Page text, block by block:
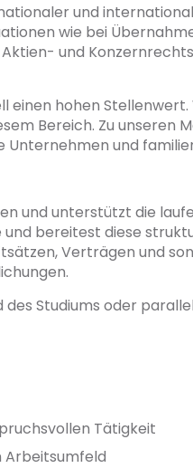
und
wie bei
und
hohen
Bereich. Zu unseren
und
und unterstützt die
bereitest diese
Verträgen und
Studiums oder
Tätigkeit
Arbeitsumfeld